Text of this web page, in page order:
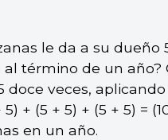
le da a su dueño
término de un año?
veces,
+ (5 + 5) + (5 + 5) =
en un año.